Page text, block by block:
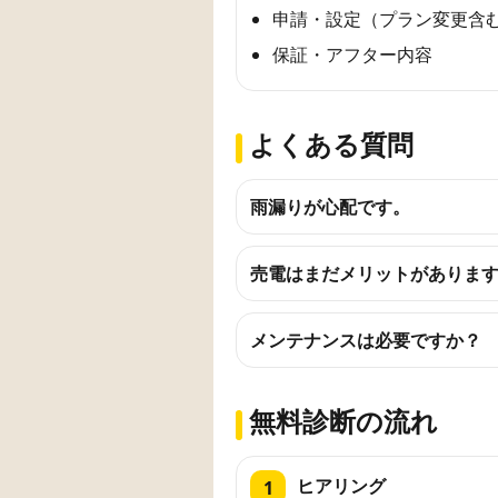
申請・設定（プラン変更含む
保証・アフター内容
よくある質問
雨漏りが心配です。
売電はまだメリットがありま
メンテナンスは必要ですか？
無料診断の流れ
ヒアリング